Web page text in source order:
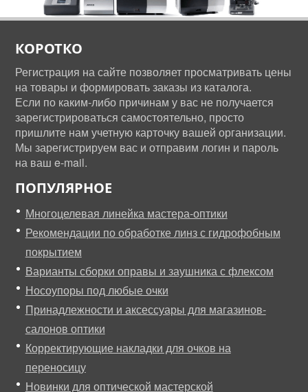
КОРОТКО
Регистрация на сайте позволяет просматривать цены
на товары и формировать заказы из каталога.
Если по каким-либо причинам у вас не получается
зарегистрироваться самостоятельно, просто
пришлите нам учетную карточку вашей организации.
Мы зарегистрируем вас и отправим логин и пароль
на ваш e-mail.
ПОПУЛЯРНОЕ
Многоцелевая линейка мастера-оптики
Рекомендации по обработке линз с гидрофобным
покрытием
Варианты сборки оправы и заушника с флексом
Носоупоры под любые очки
Принадлежности и аксессуары для магазинов-
салонов оптики
Корректирующие накладки для очков на
переносицу
Новинки для оптической мастерской